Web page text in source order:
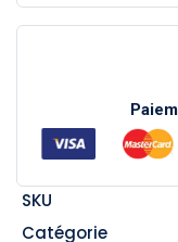
SKU
Catégorie